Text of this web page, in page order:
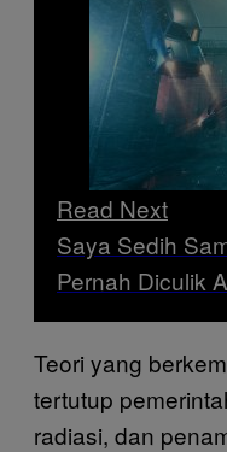
Read Next
Saya Sedih
Pernah Diculik
Teori yang
tertutup
radiasi, dan